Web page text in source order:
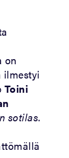
on
ilmestyi
Toini
sotilas.